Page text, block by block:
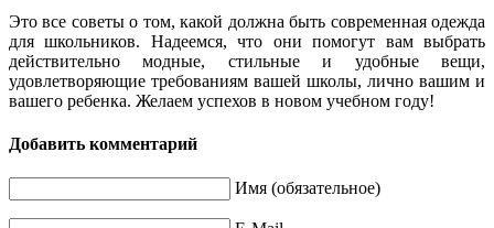
Это все советы о том, какой должна быть современная одежда
для школьников. Надеемся, что они помогут вам выбрать
действительно модные, стильные и удобные вещи,
удовлетворяющие требованиям вашей школы, лично вашим и
вашего ребенка. Желаем успехов в новом учебном году!
Добавить комментарий
Имя (обязательное)